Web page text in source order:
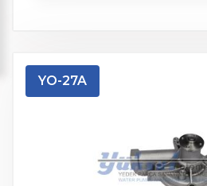
YO-27A